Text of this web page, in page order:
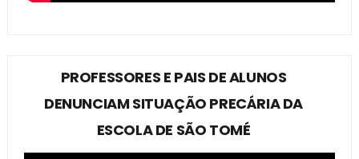
PROFESSORES E PAIS DE ALUNOS
DENUNCIAM SITUAÇÃO PRECÁRIA DA
ESCOLA DE SÃO TOMÉ